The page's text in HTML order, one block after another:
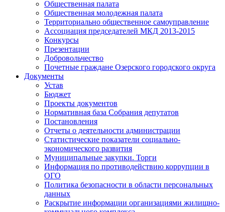
Общественная палата
Общественная молодежная палата
Территориально общественное самоуправление
Ассоциация председателей МКД 2013-2015
Конкурсы
Презентации
Добровольчество
Почетные граждане Озерского городского округа
Документы
Устав
Бюджет
Проекты документов
Нормативная база Собрания депутатов
Постановления
Отчеты о деятельности администрации
Статистические показатели социально-
экономического развития
Муниципальные закупки. Торги
Информация по противодействию коррупции в
ОГО
Политика безопасности в области персональных
данных
Раскрытие информации организациями жилищно-